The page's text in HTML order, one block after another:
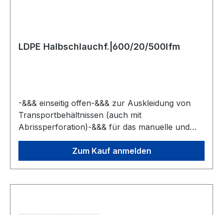
LDPE Halbschlauchf.|600/20/500lfm
-&&& einseitig offen-&&& zur Auskleidung von
Transportbehältnissen (auch mit
Abrissperforation)-&&& für das manuelle und
automatisierte Verpacken-&&& für
Tischverpackungsgeräte geeignet
Zum Kauf anmelden